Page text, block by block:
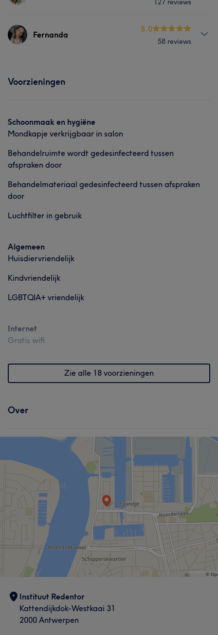
127 reviews
Behandelingen
Wat onze klanten zeggen over Neiva
Gedetailleerd 5
Fernanda
5.0
58 reviews
Voorzieningen
Schoonmaak en hygiëne
Mondkapje verkrijgbaar in salon
Behandelruimte wordt gedesinfecteerd tussen
afspraken door
Behandelmateriaal gedesinfecteerd tussen afspraken
door
Luchtfilter in gebruik
Algemeen
Huisdiervriendelijk
Kindvriendelijk
LGBTQIA+ vriendelijk
Internet
Gratis wifi
Zie alle 18 voorzieningen
Over
Instituut Redentor
Kattendijkdok-Westkaai 31
2000 Antwerpen